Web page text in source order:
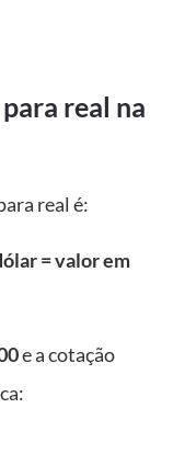
real na
real é:
= valor em
e a cotação